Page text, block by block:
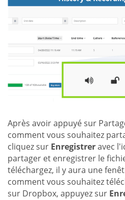
Après avoir appuyé sur
comment vous souhaitez
cliquez sur Enregistreravec
partager et enregistrer le
téléchargez, il y aura une
comment vous souhaitez
sur Dropbox, appuyez sur